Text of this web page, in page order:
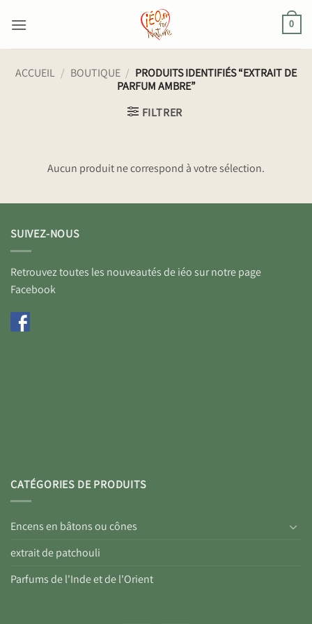
0
ACCUEIL / BOUTIQUE / PRODUITS IDENTIFIÉS “EXTRAIT DE
PARFUM AMBRE”
FILTRER
Aucun produit ne correspond à votre sélection.
SUIVEZ-NOUS
Retrouvez toutes les nouveautés de iéo sur notre page
Facebook
CATÉGORIES DE PRODUITS
Encens en bâtons ou cônes
extrait de patchouli
Parfums de l'Inde et de l'Orient